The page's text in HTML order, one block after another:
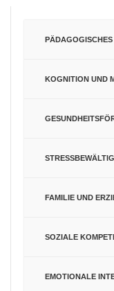
PÄDAGOGISCHES
KOGNITION UND
FAMILIE UND
SOZIALE
EMOTIONALE